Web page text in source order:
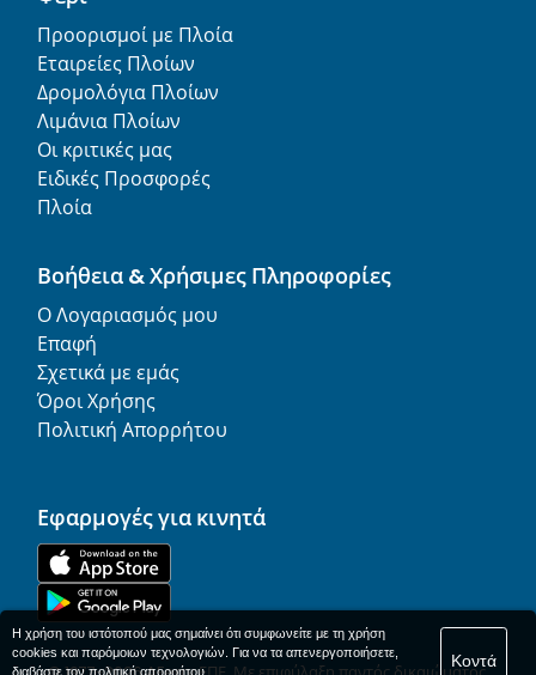
Προορισμοί με Πλοία
Εταιρείες Πλοίων
Δρομολόγια Πλοίων
Λιμάνια Πλοίων
Οι κριτικές μας
Ειδικές Προσφορές
Πλοία
Βοήθεια & Χρήσιμες Πληροφορίες
Ο Λογαριασμός μου
Επαφή
Σχετικά με εμάς
Όροι Χρήσης
Πολιτική Απορρήτου
Εφαρμογές για κινητά
Η χρήση του ιστότοπού μας σημαίνει ότι συμφωνείτε με τη χρήση
cookies και παρόμοιων τεχνολογιών. Για να τα απενεργοποιήσετε,
διαβάστε τονπολιτική απορρήτου.
Κοντά